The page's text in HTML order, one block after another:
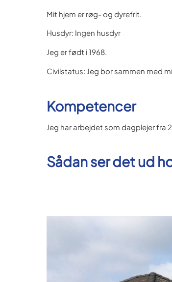
Mit hjem er røg- og dyrefrit.
Husdyr: Ingen husdyr
Jeg er født i 1968.
Civilstatus: Jeg bor sammen med
Kompetencer
Jeg har arbejdet som dagplejer fra
Sådan ser det ud